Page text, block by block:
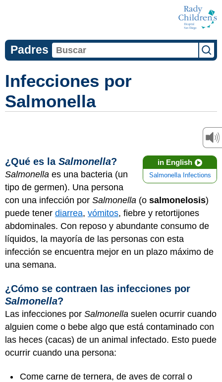
Padres
Infecciones por
Salmonella
in English
Salmonella Infections
¿Qué es la Salmonella?
Salmonella es una bacteria (un
tipo de germen). Una persona
con una infección por Salmonella (o salmonelosis)
puede tener diarrea, vómitos, fiebre y retortijones
abdominales. Con reposo y abundante consumo de
líquidos, la mayoría de las personas con esta
infección se encuentra mejor en un plazo máximo de
una semana.
¿Cómo se contraen las infecciones por
Salmonella?
Las infecciones por Salmonella suelen ocurrir cuando
alguien come o bebe algo que está contaminado con
las heces (cacas) de un animal infectado. Esto puede
ocurrir cuando una persona:
Come carne de ternera, de aves de corral o